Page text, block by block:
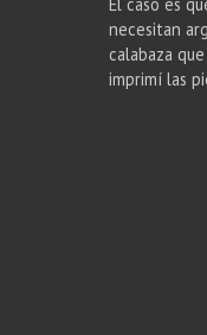
necesitan
calabaza
imprimí las